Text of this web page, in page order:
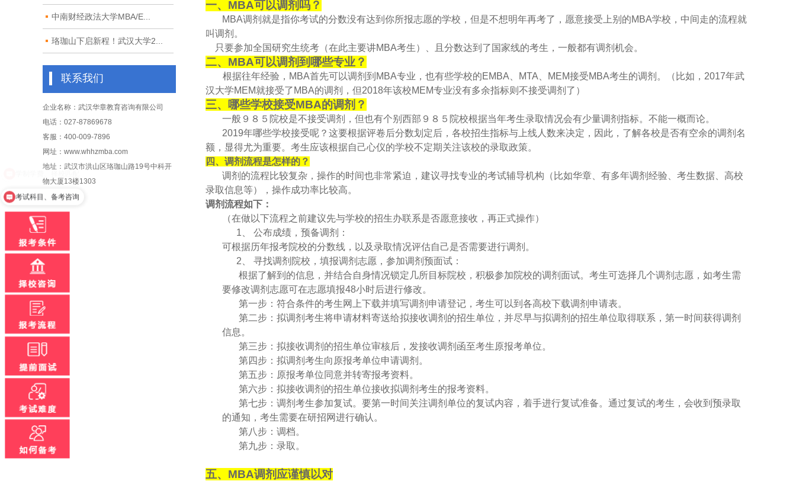
中南财经政法大学MBA/E...
珞珈山下启新程！武汉大学2...
联系我们
企业名称：武汉华章教育咨询有限公司
电话：027-87869678
客服：400-009-7896
网址：www.whhzmba.com
地址：武汉市洪山区珞珈山路19号中科开
物大厦13楼1303
一、MBA可以调剂吗？
MBA调剂就是指你考试的分数没有达到你所报志愿的学校，但是不想明年再考了，愿意接受上别的MBA学校，中间走的流程就
叫调剂。
只要参加全国研究生统考（在此主要讲MBA考生）、且分数达到了国家线的考生，一般都有调剂机会。
二、MBA可以调剂到哪些专业？
根据往年经验，MBA首先可以调剂到MBA专业，也有些学校的EMBA、MTA、MEM接受MBA考生的调剂。（比如，2017年武
汉大学MEM就接受了MBA的调剂，但2018年该校MEM专业没有多余指标则不接受调剂了）
三、哪些学校接受MBA的调剂？
一般９８５院校是不接受调剂，但也有个别西部９８５院校根据当年考生录取情况会有少量调剂指标。不能一概而论。
2019年哪些学校接受呢？这要根据评卷后分数划定后，各校招生指标与上线人数来决定，因此，了解各校是否有空余的调剂名
额，显得尤为重要。考生应该根据自己心仪的学校不定期关注该校的录取政策。
四、调剂流程是怎样的？
调剂的流程比较复杂，操作的时间也非常紧迫，建议寻找专业的考试辅导机构（比如华章、有多年调剂经验、考生数据、高校
录取信息等），操作成功率比较高。
调剂流程如下：
（在做以下流程之前建议先与学校的招生办联系是否愿意接收，再正式操作）
1、 公布成绩，预备调剂：
可根据历年报考院校的分数线，以及录取情况评估自己是否需要进行调剂。
2、 寻找调剂院校，填报调剂志愿，参加调剂预面试：
根据了解到的信息，并结合自身情况锁定几所目标院校，积极参加院校的调剂面试。考生可选择几个调剂志愿，如考生需
要修改调剂志愿可在志愿填报48小时后进行修改。
第一步：符合条件的考生网上下载并填写调剂申请登记，考生可以到各高校下载调剂申请表。
第二步：拟调剂考生将申请材料寄送给拟接收调剂的招生单位，并尽早与拟调剂的招生单位取得联系，第一时间获得调剂
信息。
第三步：拟接收调剂的招生单位审核后，发接收调剂函至考生原报考单位。
第四步：拟调剂考生向原报考单位申请调剂。
第五步：原报考单位同意并转寄报考资料。
第六步：拟接收调剂的招生单位接收拟调剂考生的报考资料。
第七步：调剂考生参加复试。要第一时间关注调剂单位的复试内容，着手进行复试准备。通过复试的考生，会收到预录取
的通知，考生需要在研招网进行确认。
第八步：调档。
第九步：录取。
五、MBA调剂应谨慎以对
考试科目、备考咨询